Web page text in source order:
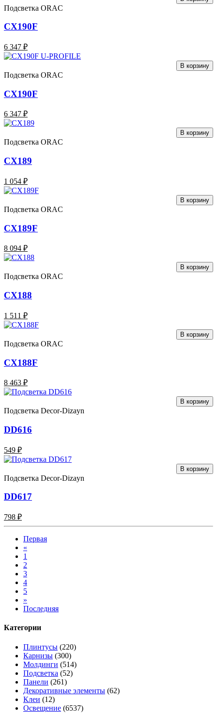
Подсветка ORAC
CX190F
6 347 ₽
В корзину
Подсветка ORAC
CX190F
6 347 ₽
В корзину
Подсветка ORAC
CX189
1 054 ₽
В корзину
Подсветка ORAC
CX189F
8 094 ₽
В корзину
Подсветка ORAC
CX188
1 511 ₽
В корзину
Подсветка ORAC
CX188F
8 463 ₽
В корзину
Подсветка Decor-Dizayn
DD616
549 ₽
В корзину
Подсветка Decor-Dizayn
DD617
798 ₽
Первая
«
1
2
3
4
5
»
Последняя
Категории
Плинтусы (220)
Карнизы (300)
Молдинги (514)
Подсветка (52)
Панели (261)
Декоративные элементы (62)
Клеи (12)
Освещение (6537)